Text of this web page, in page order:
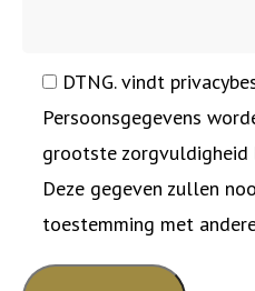
DTNG. vindt
Persoonsgegevens
grootste zorgvuldigheid
Deze gegeven zullen
toestemming met